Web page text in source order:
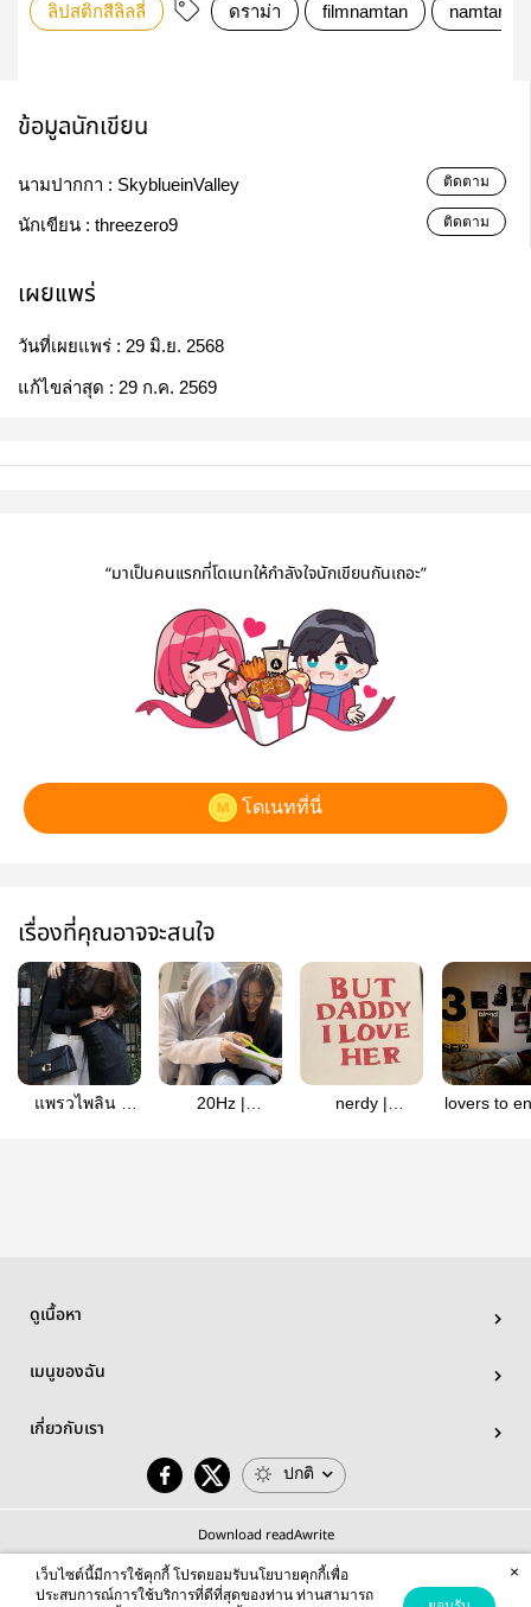
ลิปสติกสีลิลลี่ ดราม่า filmnamtan
ข้อมูลนักเขียน
นามปากกา : SkyblueinValley ติดตาม
นักเขียน : threezero9 ติดตาม
เผยแพร่
วันที่เผยแพร่ : 29 มิ.ย. 2568
แก้ไขล่าสุด : 29 ก.ค. 2569
“มาเป็นคนแรกที่โดเนทให้กำลังใจนักเขียนกันเถอะ”
โดเนทที่นี่
เรื่องที่คุณอาจจะสนใจ
แพรวไพลิน |
20Hz |
nerdy |
lovers to
ดูเนื้อหา
เมนูของฉัน
เกี่ยวกับเรา
ปกติ
Download readAwrite
เว็บไซต์นี้มีการใช้คุกกี้ โปรดยอมรับนโยบายคุกกี้เพื่อ
ประสบการณ์การใช้บริการที่ดีที่สุดของท่าน ท่านสามารถ
×